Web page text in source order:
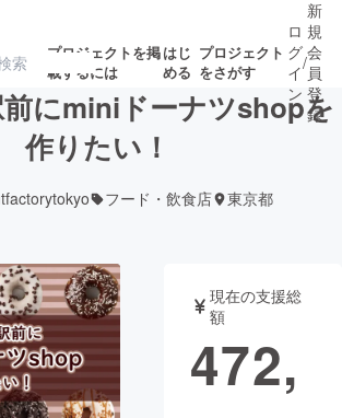
プロジェクトを掲
載するには
はじ
める
プロジェクト
をさがす
ジェクト
募集終了が近いプ
ロジェクト
もうすぐ公開
されます
・写真 音楽
ロジー・ガジェット ゲーム・サ
映画
ロ
グ
イ
ン
/
新
規
会
員
登
録
にminiドーナツshopを
作りたい！
フード・飲食店 東京都
現在の支援総
額
472,